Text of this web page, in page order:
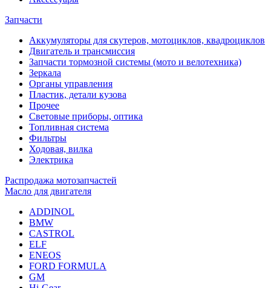
Запчасти
Аккумуляторы для скутеров, мотоциклов, квадроциклов
Двигатель и трансмиссия
Запчасти тормозной системы (мото и велотехника)
Зеркала
Органы управления
Пластик, детали кузова
Прочее
Световые приборы, оптика
Топливная система
Фильтры
Ходовая, вилка
Электрика
Распродажа мотозапчастей
Масло для двигателя
ADDINOL
BMW
CASTROL
ELF
ENEOS
FORD FORMULA
GM